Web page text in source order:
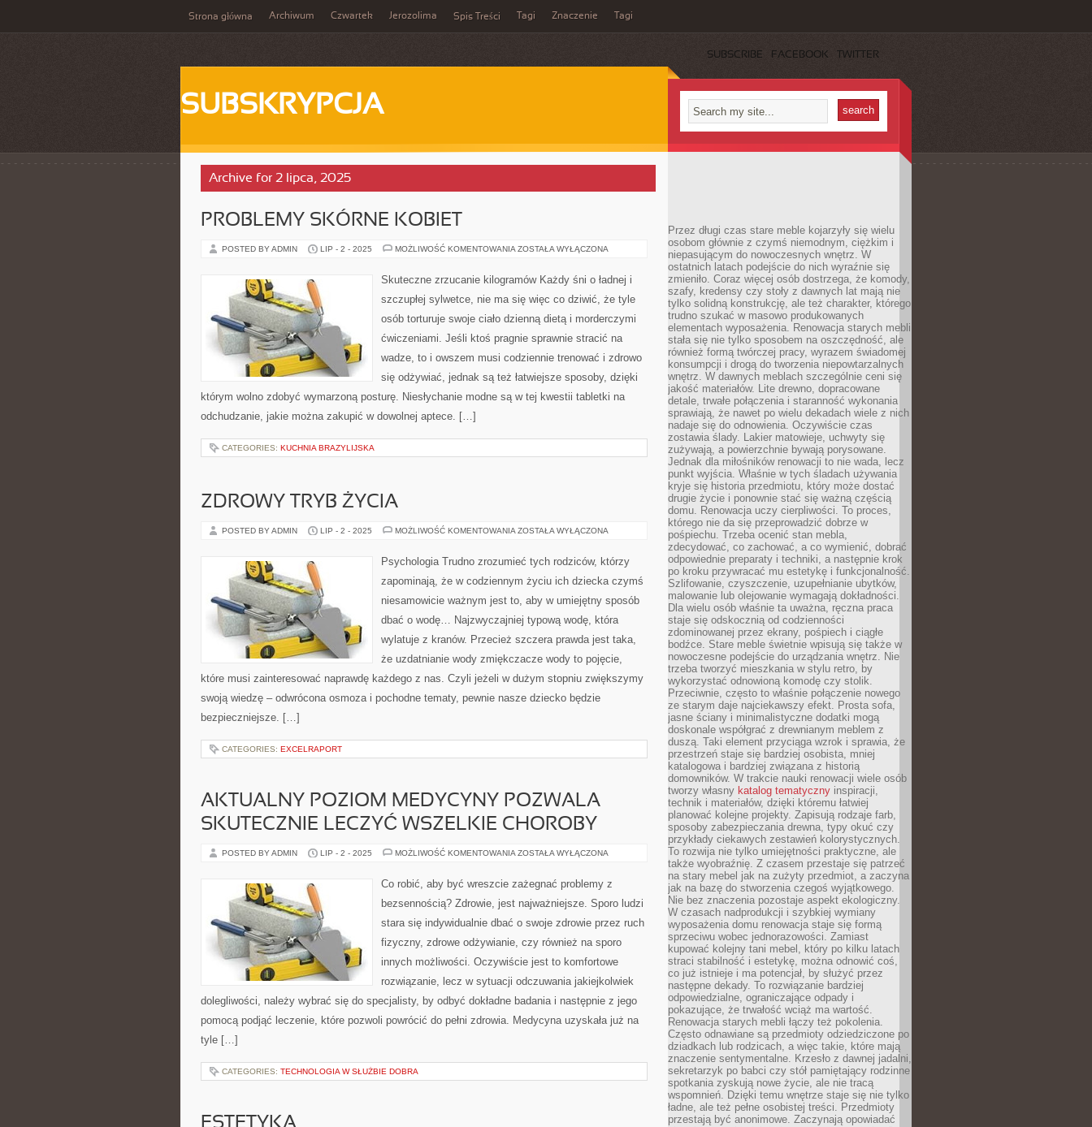
Strona główna Archiwum Czwartek Jerozolima Spis Treści Tagi Znaczenie Tagi
SUBSCRIBE FACEBOOK TWITTER
SUBSKRYPCJA
Archive for 2 lipca, 2025
PROBLEMY SKÓRNE KOBIET
POSTED BY ADMIN LIP - 2 - 2025 MOŻLIWOŚĆ KOMENTOWANIA PROBLEMY
ZOSTAŁA WYŁĄCZONA
Skuteczne zrzucanie kilogramów Każdy śni o ładnej i
szczupłej sylwetce, nie ma się więc co dziwić, że tyle
osób torturuje swoje ciało dzienną dietą i morderczymi
ćwiczeniami. Jeśli ktoś pragnie sprawnie stracić na
wadze, to i owszem musi codziennie trenować i zdrowo
się odżywiać, jednak są też łatwiejsze sposoby, dzięki
którym wolno zdobyć wymarzoną posturę. Niesłychanie modne są w tej kwestii tabletki na
odchudzanie, jakie można zakupić w dowolnej aptece. […]
CATEGORIES: KUCHNIA BRAZYLIJSKA
ZDROWY TRYB ŻYCIA
POSTED BY ADMIN LIP - 2 - 2025 MOŻLIWOŚĆ KOMENTOWANIA ZDROWY
ZOSTAŁA WYŁĄCZONA
Psychologia Trudno zrozumieć tych rodziców, którzy
zapominają, że w codziennym życiu ich dziecka czymś
niesamowicie ważnym jest to, aby w umiejętny sposób
dbać o wodę… Najzwyczajniej typową wodę, która
wylatuje z kranów. Przecież szczera prawda jest taka,
że uzdatnianie wody zmiękczacze wody to pojęcie,
które musi zainteresować naprawdę każdego z nas. Czyli jeżeli w dużym stopniu zwiększymy
swoją wiedzę – odwrócona osmoza i pochodne tematy, pewnie nasze dziecko będzie
bezpieczniejsze. […]
CATEGORIES: EXCELRAPORT
AKTUALNY POZIOM MEDYCYNY POZWALA
SKUTECZNIE LECZYĆ WSZELKIE CHOROBY
POSTED BY ADMIN LIP - 2 - 2025 MOŻLIWOŚĆ KOMENTOWANIA AKTUALNY
POZWALA
SKUTECZNIE
WSZELKIE
ZOSTAŁA WYŁĄCZONA
Co robić, aby być wreszcie zażegnać problemy z
bezsennością? Zdrowie, jest najważniejsze. Sporo ludzi
stara się indywidualnie dbać o swoje zdrowie przez ruch
fizyczny, zdrowe odżywianie, czy również na sporo
innych możliwości. Oczywiście jest to komfortowe
rozwiązanie, lecz w sytuacji odczuwania jakiejkolwiek
dolegliwości, należy wybrać się do specjalisty, by odbyć dokładne badania i następnie z jego
pomocą podjąć leczenie, które pozwoli powrócić do pełni zdrowia. Medycyna uzyskała już na
tyle […]
CATEGORIES: TECHNOLOGIA W SŁUŻBIE DOBRA
Przez długi czas stare meble kojarzyły się wielu
osobom głównie z czymś niemodnym, ciężkim i
niepasującym do nowoczesnych wnętrz. W
ostatnich latach podejście do nich wyraźnie się
zmieniło. Coraz więcej osób dostrzega, że komody,
szafy, kredensy czy stoły z dawnych lat mają nie
tylko solidną konstrukcję, ale też charakter, którego
trudno szukać w masowo produkowanych
elementach wyposażenia. Renowacja starych mebli
stała się nie tylko sposobem na oszczędność, ale
również formą twórczej pracy, wyrazem świadomej
konsumpcji i drogą do tworzenia niepowtarzalnych
wnętrz. W dawnych meblach szczególnie ceni się
jakość materiałów. Lite drewno, dopracowane
detale, trwałe połączenia i staranność wykonania
sprawiają, że nawet po wielu dekadach wiele z nich
nadaje się do odnowienia. Oczywiście czas
zostawia ślady. Lakier matowieje, uchwyty się
zużywają, a powierzchnie bywają porysowane.
Jednak dla miłośników renowacji to nie wada, lecz
punkt wyjścia. Właśnie w tych śladach używania
kryje się historia przedmiotu, który może dostać
drugie życie i ponownie stać się ważną częścią
domu. Renowacja uczy cierpliwości. To proces,
którego nie da się przeprowadzić dobrze w
pośpiechu. Trzeba ocenić stan mebla,
zdecydować, co zachować, a co wymienić, dobrać
odpowiednie preparaty i techniki, a następnie krok
po kroku przywracać mu estetykę i funkcjonalność.
Szlifowanie, czyszczenie, uzupełnianie ubytków,
malowanie lub olejowanie wymagają dokładności.
Dla wielu osób właśnie ta uważna, ręczna praca
staje się odskocznią od codzienności
zdominowanej przez ekrany, pośpiech i ciągłe
bodźce. Stare meble świetnie wpisują się także w
nowoczesne podejście do urządzania wnętrz. Nie
trzeba tworzyć mieszkania w stylu retro, by
wykorzystać odnowioną komodę czy stolik.
Przeciwnie, często to właśnie połączenie nowego
ze starym daje najciekawszy efekt. Prosta sofa,
jasne ściany i minimalistyczne dodatki mogą
doskonale współgrać z drewnianym meblem z
duszą. Taki element przyciąga wzrok i sprawia, że
przestrzeń staje się bardziej osobista, mniej
katalogowa i bardziej związana z historią
domowników. W trakcie nauki renowacji wiele osób
tworzy własny katalog tematyczny inspiracji,
technik i materiałów, dzięki któremu łatwiej
planować kolejne projekty. Zapisują rodzaje farb,
sposoby zabezpieczania drewna, typy okuć czy
przykłady ciekawych zestawień kolorystycznych.
To rozwija nie tylko umiejętności praktyczne, ale
także wyobraźnię. Z czasem przestaje się patrzeć
na stary mebel jak na zużyty przedmiot, a zaczyna
jak na bazę do stworzenia czegoś wyjątkowego.
Nie bez znaczenia pozostaje aspekt ekologiczny.
W czasach nadprodukcji i szybkiej wymiany
wyposażenia domu renowacja staje się formą
sprzeciwu wobec jednorazowości. Zamiast
kupować kolejny tani mebel, który po kilku latach
straci stabilność i estetykę, można odnowić coś,
co już istnieje i ma potencjał, by służyć przez
następne dekady. To rozwiązanie bardziej
odpowiedzialne, ograniczające odpady i
pokazujące, że trwałość wciąż ma wartość.
Renowacja starych mebli łączy też pokolenia.
Często odnawiane są przedmioty odziedziczone po
dziadkach lub rodzicach, a więc takie, które mają
znaczenie sentymentalne. Krzesło z dawnej jadalni,
sekretarzyk po babci czy stół pamiętający rodzinne
spotkania zyskują nowe życie, ale nie tracą
wspomnień. Dzięki temu wnętrze staje się nie tylko
ładne, ale też pełne osobistej treści. Przedmioty
przestają być anonimowe. Zaczynają opowiadać